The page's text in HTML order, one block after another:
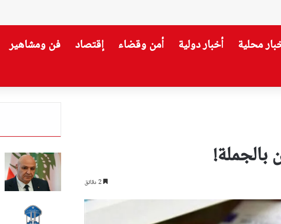
محلية أخبار دولية أمن وقضاء إقتصاد فن ومشاهير